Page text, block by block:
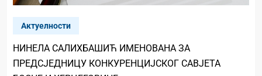
Актуелности
НИНЕЛА САЛИХБАШИЋ ИМЕНОВАНА ЗА
ПРЕДСЈЕДНИЦУ КОНКУРЕНЦИЈСКОГ САВЈЕТА